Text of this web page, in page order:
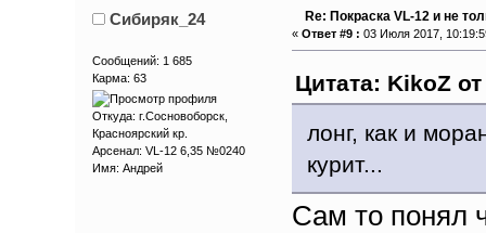
Сибиряк_24
Сообщений: 1 685
Карма: 63
Откуда: г.Сосновоборск,
Красноярский кр.
Арсенал: VL-12 6,35 №0240
Имя: Андрей
Re: Покраска VL-12 и не
« Ответ #9 : 03 Июля 2017,
Цитата: KikoZ
лонг, как и
курит...
Сам то понял